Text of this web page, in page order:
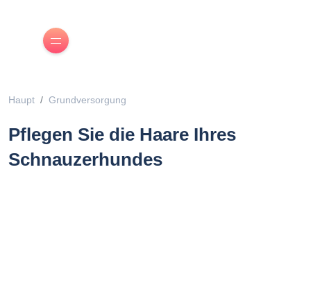
Haupt Grundversorgung
Pflegen Sie die Haare Ihres
Schnauzerhundes